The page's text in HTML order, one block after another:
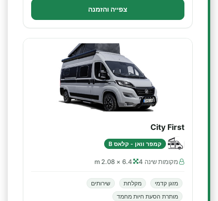
צפייה והזמנה
City First
קמפר וואן - קלאס B
מקומות שינה 4 6.4 × 2.08 m
מזגן קדמי מקלחת
שירותים
מותרת הסעת חיות מחמד